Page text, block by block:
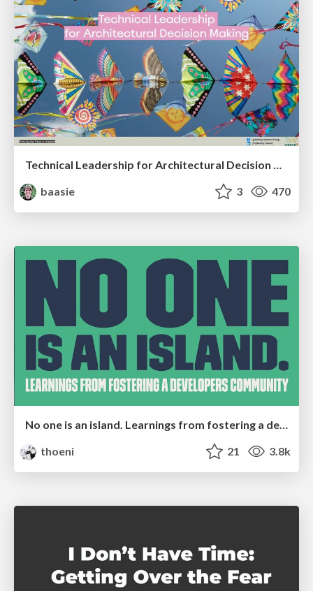
baasie
3 470
No one is an island. Learnings from fostering a developers community.
thoeni
21 3.8k